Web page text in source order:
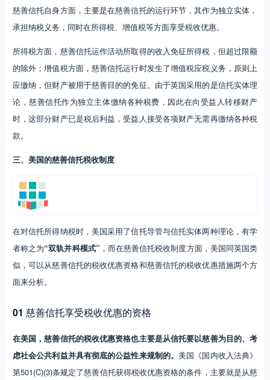
慈善信托自身方面，主要是在慈善信托的运行环节，其作为独立实体，
承担纳税义务，同时在所得税、增值税等方面享受税收优惠。
所得税方面，慈善信托运作活动所取得的收入免征所得税，但超过限额
的除外；增值税方面，慈善信托运行时发生了增值税应税义务，原则上
应缴纳，但财产被用于慈善目的的免征。由于英国采用的是信托实体理
论，慈善信托作为独立主体缴纳各种税费，因此在向受益人转移财产
时，这部分财产已是税后利益，受益人接受各项财产无需再缴纳各种税
款。
三、美国的慈善信托税收制度
在对信托所得纳税时，美国采用了信托导管与信托实体两种理论，有学
者称之为“双轨并科模式” ，而在慈善信托税收制度方面，美国同英国类
似，可以从慈善信托的税收优惠资格和慈善信托的税收优惠措施两个方
面来分析。
01 慈善信托享受税收优惠的资格
在美国，慈善信托的税收优惠资格也主要是从信托要以慈善为目的、考
虑社会公共利益并具有彻底的公益性来规制的。美国《国内收入法典》
第501(C)(3)条规定了慈善信托获得税收优惠资格的条件，主要就是从慈